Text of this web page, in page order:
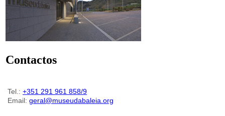
Contactos
Tel.: +351 291 961 858/9
Email: geral@museudabaleia.org